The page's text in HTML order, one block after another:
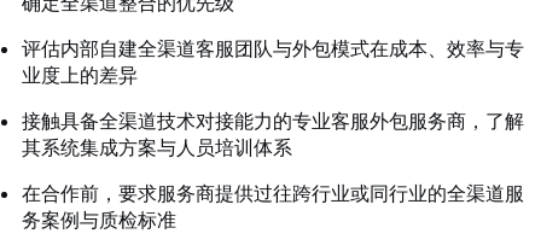
评估内部自建全渠道客服团队与外包模式在成本、效率与专
业度上的差异
接触具备全渠道技术对接能力的专业客服外包服务商，了解
其系统集成方案与人员培训体系
在合作前，要求服务商提供过往跨行业或同行业的全渠道服
务案例与质检标准